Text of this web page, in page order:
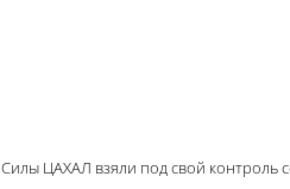
Силы ЦАХАЛ взяли под свой контроль